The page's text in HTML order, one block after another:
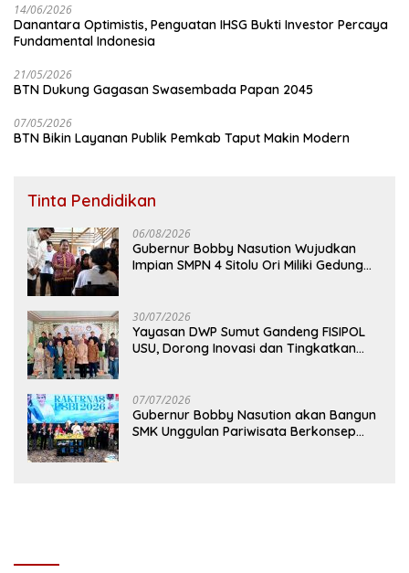
14/06/2026
Danantara Optimistis, Penguatan IHSG Bukti Investor Percaya
Fundamental Indonesia
21/05/2026
BTN Dukung Gagasan Swasembada Papan 2045
07/05/2026
BTN Bikin Layanan Publik Pemkab Taput Makin Modern
Tinta Pendidikan
06/08/2026
Gubernur Bobby Nasution Wujudkan
Impian SMPN 4 Sitolu Ori Miliki Gedung
30/07/2026
Yayasan DWP Sumut Gandeng FISIPOL
USU, Dorong Inovasi dan Tingkatkan
07/07/2026
Gubernur Bobby Nasution akan Bangun
SMK Unggulan Pariwisata Berkonsep